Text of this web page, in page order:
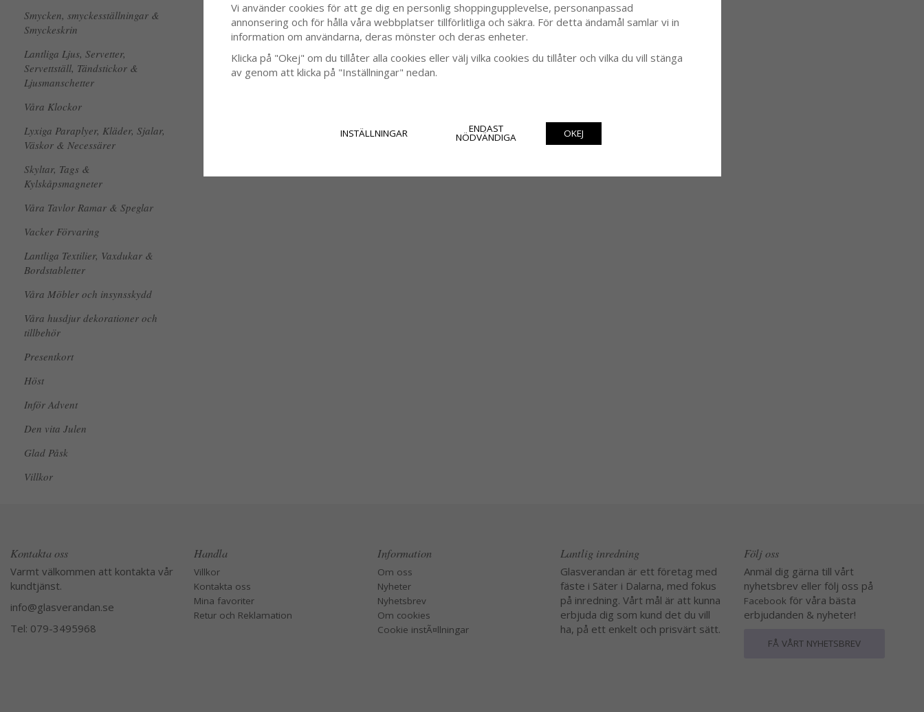
Smycken, smyckesställningar &
Smyckeskrin
Lantliga Ljus, Servetter,
Servettställ, Tändstickor &
Ljusmanschetter
Våra Klockor
Lyxiga Paraplyer, Kläder, Sjalar,
Väskor & Necessärer
Skyltar, Tags &
Kylskåpsmagneter
Våra Tavlor Ramar & Speglar
Vacker Förvaring
Lantliga Textilier, Vaxdukar &
Bordstabletter
Våra Möbler och insynsskydd
Våra husdjur dekorationer och
tillbehör
Presentkort
Höst
Inför Advent
Den vita Julen
Glad Påsk
Villkor
Kontakta oss
Varmt välkommen att kontakta vår
kundtjänst.
info@glasverandan.se
Tel: 079-3495968
Handla
Villkor
Kontakta oss
Mina favoriter
Retur och Reklamation
Information
Om oss
Nyheter
Nyhetsbrev
Om cookies
Cookie instÃ¤llningar
Lantlig inredning
Glasverandan är ett företag med
fäste i Säter i Dalarna, med fokus
på inredning. Vårt mål är att kunna
erbjuda dig som kund det du vill
ha, på ett enkelt och prisvärt sätt.
Följ oss
Anmäl dig gärna till vårt
nyhetsbrev eller följ oss på
Facebook för våra bästa
erbjudanden & nyheter!
FÅ VÅRT NYHETSBREV
Vi använder cookies för att ge dig en personlig shoppingupplevelse, personanpassad
annonsering och för hålla våra webbplatser tillförlitliga och säkra. För detta ändamål samlar vi in
information om användarna, deras mönster och deras enheter.
Klicka på "Okej" om du tillåter alla cookies eller välj vilka cookies du tillåter och vilka du vill stänga
av genom att klicka på "Inställningar" nedan.
INSTÄLLNINGAR ENDAST
NÖDVÄNDIGA OKEJ